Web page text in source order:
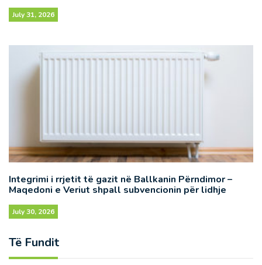
July 31, 2026
Integrimi i rrjetit të gazit në Ballkanin Përndimor –
Maqedoni e Veriut shpall subvencionin për lidhje
July 30, 2026
Të Fundit